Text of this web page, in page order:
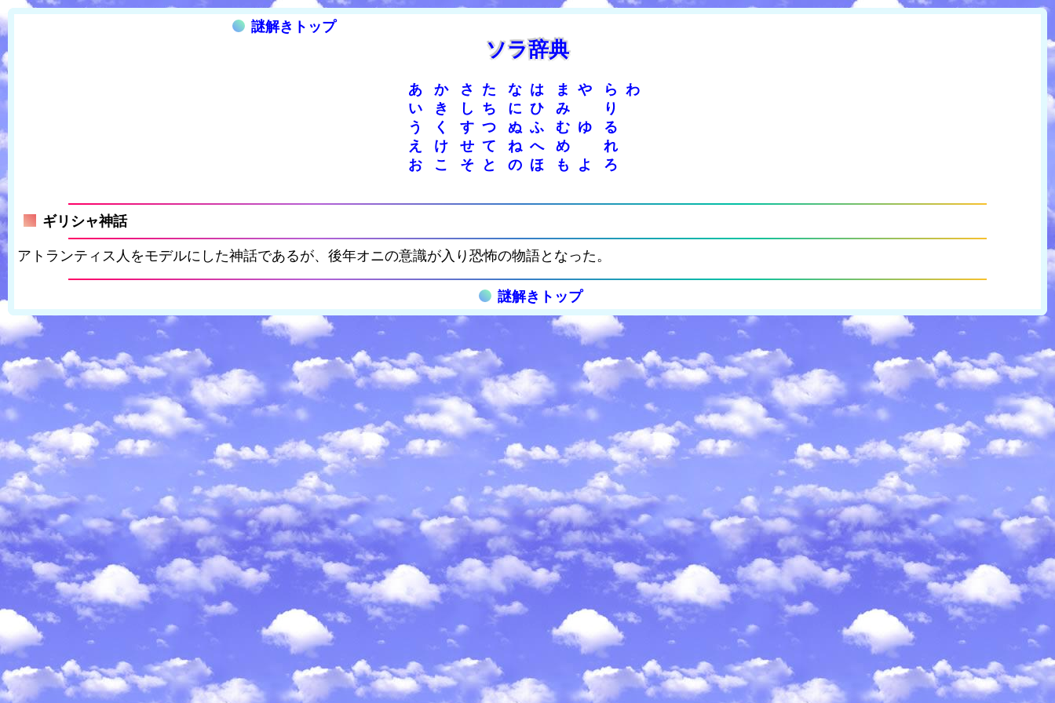
謎解きトップ
ソラ辞典
あ か さ た な は ま や ら わ
い
き し ち に ひ み
り
う
く す つ ぬ ふ む ゆ
る
え
け せ て ね へ め
れ
お
こ そ と の ほ も よ ろ
ギリシャ神話
アトランティス人をモデルにした神話であるが、後年オニの意識が入り恐怖の物語となった。
謎解きトップ